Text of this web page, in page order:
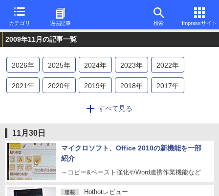
カテゴリ 過去記事 検索 Impressサイト
2009年11月の記事一覧
2026年 2025年 2024年 2023年 2022年
2021年 2020年 2019年 2018年 2017年
2014年 2013
2006年 2005年 2004年 2003年 2002年
2001年 2000 1998年 1997年
1996年
すべて見る
11月30日
マイクロソフト、Office 2010の新機能を一部
紹介
～コピー&ペースト強化やWord連携作業機能など
連載 Hothotレビュー